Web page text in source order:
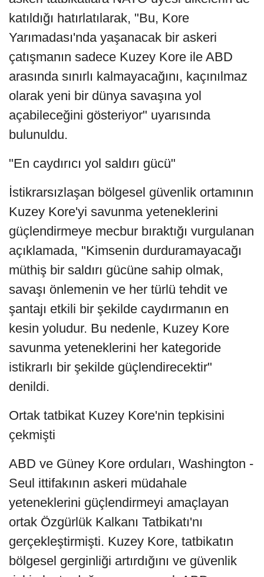
katıldığı hatırlatılarak, "Bu, Kore
Yarımadası'nda yaşanacak bir askeri
çatışmanın sadece Kuzey Kore ile ABD
arasında sınırlı kalmayacağını, kaçınılmaz
olarak yeni bir dünya savaşına yol
açabileceğini gösteriyor" uyarısında
bulunuldu.
"En caydırıcı yol saldırı gücü"
İstikrarsızlaşan bölgesel güvenlik ortamının
Kuzey Kore'yi savunma yeteneklerini
güçlendirmeye mecbur bıraktığı vurgulanan
açıklamada, "Kimsenin durduramayacağı
müthiş bir saldırı gücüne sahip olmak,
savaşı önlemenin ve her türlü tehdit ve
şantajı etkili bir şekilde caydırmanın en
kesin yoludur. Bu nedenle, Kuzey Kore
savunma yeteneklerini her kategoride
istikrarlı bir şekilde güçlendirecektir"
denildi.
Ortak tatbikat Kuzey Kore'nin tepkisini
çekmişti
ABD ve Güney Kore orduları, Washington -
Seul ittifakının askeri müdahale
yeteneklerini güçlendirmeyi amaçlayan
ortak Özgürlük Kalkanı Tatbikatı'nı
gerçekleştirmişti. Kuzey Kore, tatbikatın
bölgesel gerginliği artırdığını ve güvenlik